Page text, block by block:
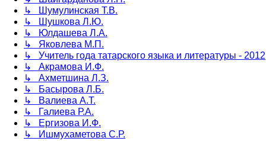
↳ Шумулинская Т.В.
↳ Шушкова Л.Ю.
↳ Юлдашева Л.А.
↳ Яковлева М.П.
↳ Учитель года татарского языка и литературы - 2012
↳ Акрамова И.Ф.
↳ Ахметшина Л.З.
↳ Басырова Л.Б.
↳ Валиева А.Т.
↳ Галиева Р.А.
↳ Ергизова И.Ф.
↳ Ишмухаметова С.Р.